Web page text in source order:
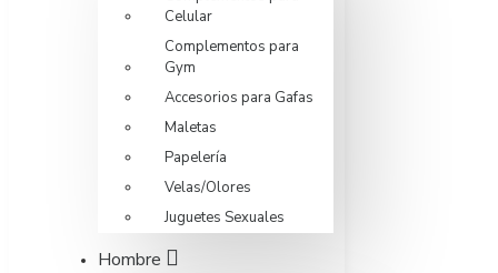
Celular
Complementos para
Gym
Accesorios para Gafas
Maletas
Papelería
Velas/Olores
Juguetes Sexuales
Hombre